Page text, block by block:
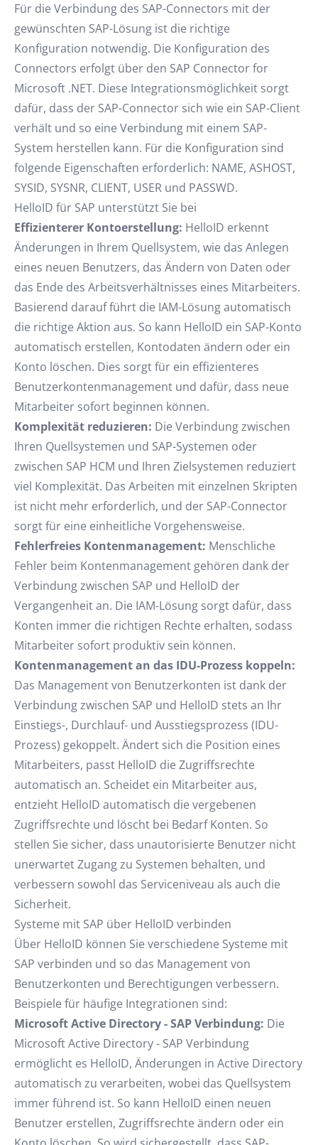
Für die Verbindung des SAP-Connectors mit der
gewünschten SAP-Lösung ist die richtige
Konfiguration notwendig. Die Konfiguration des
Connectors erfolgt über den SAP Connector for
Microsoft .NET. Diese Integrationsmöglichkeit sorgt
dafür, dass der SAP-Connector sich wie ein SAP-Client
verhält und so eine Verbindung mit einem SAP-
System herstellen kann. Für die Konfiguration sind
folgende Eigenschaften erforderlich: NAME, ASHOST,
SYSID, SYSNR, CLIENT, USER und PASSWD.
HelloID für SAP unterstützt Sie bei
Effizienterer Kontoerstellung: HelloID erkennt
Änderungen in Ihrem Quellsystem, wie das Anlegen
eines neuen Benutzers, das Ändern von Daten oder
das Ende des Arbeitsverhältnisses eines Mitarbeiters.
Basierend darauf führt die IAM-Lösung automatisch
die richtige Aktion aus. So kann HelloID ein SAP-Konto
automatisch erstellen, Kontodaten ändern oder ein
Konto löschen. Dies sorgt für ein effizienteres
Benutzerkontenmanagement und dafür, dass neue
Mitarbeiter sofort beginnen können.
Komplexität reduzieren: Die Verbindung zwischen
Ihren Quellsystemen und SAP-Systemen oder
zwischen SAP HCM und Ihren Zielsystemen reduziert
viel Komplexität. Das Arbeiten mit einzelnen Skripten
ist nicht mehr erforderlich, und der SAP-Connector
sorgt für eine einheitliche Vorgehensweise.
Fehlerfreies Kontenmanagement: Menschliche
Fehler beim Kontenmanagement gehören dank der
Verbindung zwischen SAP und HelloID der
Vergangenheit an. Die IAM-Lösung sorgt dafür, dass
Konten immer die richtigen Rechte erhalten, sodass
Mitarbeiter sofort produktiv sein können.
Kontenmanagement an das IDU-Prozess koppeln:
Das Management von Benutzerkonten ist dank der
Verbindung zwischen SAP und HelloID stets an Ihr
Einstiegs-, Durchlauf- und Ausstiegsprozess (IDU-
Prozess) gekoppelt. Ändert sich die Position eines
Mitarbeiters, passt HelloID die Zugriffsrechte
automatisch an. Scheidet ein Mitarbeiter aus,
entzieht HelloID automatisch die vergebenen
Zugriffsrechte und löscht bei Bedarf Konten. So
stellen Sie sicher, dass unautorisierte Benutzer nicht
unerwartet Zugang zu Systemen behalten, und
verbessern sowohl das Serviceniveau als auch die
Sicherheit.
Systeme mit SAP über HelloID verbinden
Über HelloID können Sie verschiedene Systeme mit
SAP verbinden und so das Management von
Benutzerkonten und Berechtigungen verbessern.
Beispiele für häufige Integrationen sind:
Microsoft Active Directory - SAP Verbindung: Die
Microsoft Active Directory - SAP Verbindung
ermöglicht es HelloID, Änderungen in Active Directory
automatisch zu verarbeiten, wobei das Quellsystem
immer führend ist. So kann HelloID einen neuen
Benutzer erstellen, Zugriffsrechte ändern oder ein